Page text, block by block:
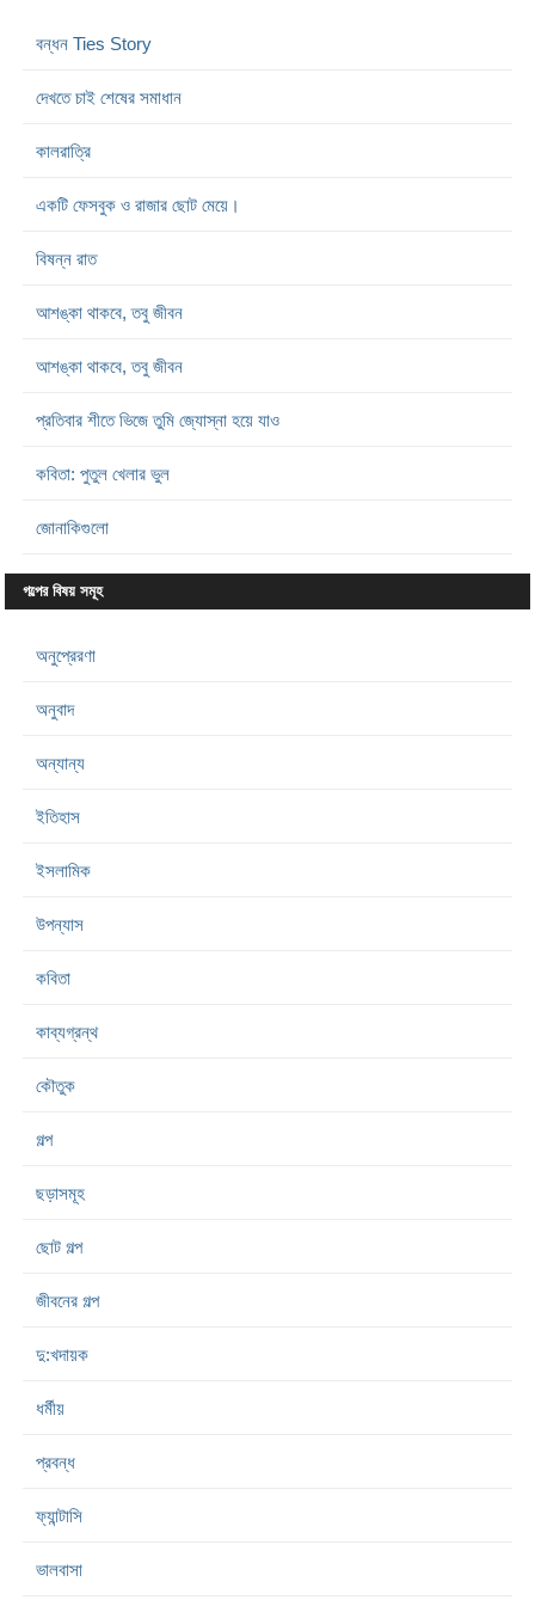
বন্ধন Ties Story
দেখতে চাই শেষের সমাধান
কালরাত্রি
একটি ফেসবুক ও রাজার ছোট মেয়ে।
বিষন্ন রাত
আশঙ্কা থাকবে, তবু জীবন
আশঙ্কা থাকবে, তবু জীবন
প্রতিবার শীতে ভিজে তুমি জ্যোস্না হয়ে যাও
কবিতা: পুতুল খেলার ভুল
জোনাকিগুলো
গল্পের বিষয় সমূহ
অনুপ্রেরণা
অনুবাদ
অন্যান্য
ইতিহাস
ইসলামিক
উপন্যাস
কবিতা
কাব্যগ্রন্থ
কৌতুক
গল্প
ছড়াসমূহ
ছোট গল্প
জীবনের গল্প
দু:খদায়ক
ধর্মীয়
প্রবন্ধ
ফ্যান্টাসি
ভালবাসা